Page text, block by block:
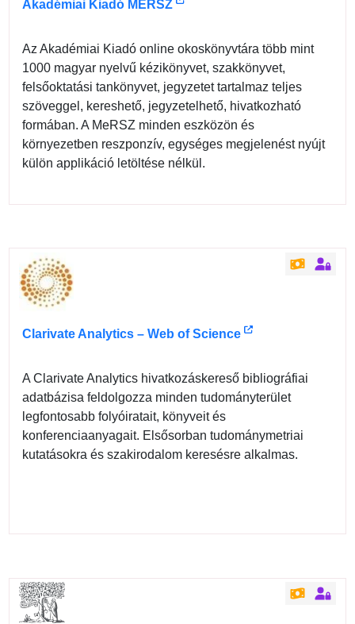
Akadémiai Kiadó MERSZ
Az Akadémiai Kiadó online okoskönyvtára több mint
1000 magyar nyelvű kézikönyvet, szakkönyvet,
felsőoktatási tankönyvet, jegyzetet tartalmaz teljes
szöveggel, kereshető, jegyzetelhető, hivatkozható
formában. A MeRSZ minden eszközön és
környezetben reszponzív, egységes megjelenést nyújt
külön applikáció letöltése nélkül.
Clarivate Analytics – Web of Science
A Clarivate Analytics hivatkozáskereső bibliográfiai
adatbázisa feldolgozza minden tudományterület
legfontosabb folyóiratait, könyveit és
konferenciaanyagait. Elsősorban tudománymetriai
kutatásokra és szakirodalom keresésre alkalmas.